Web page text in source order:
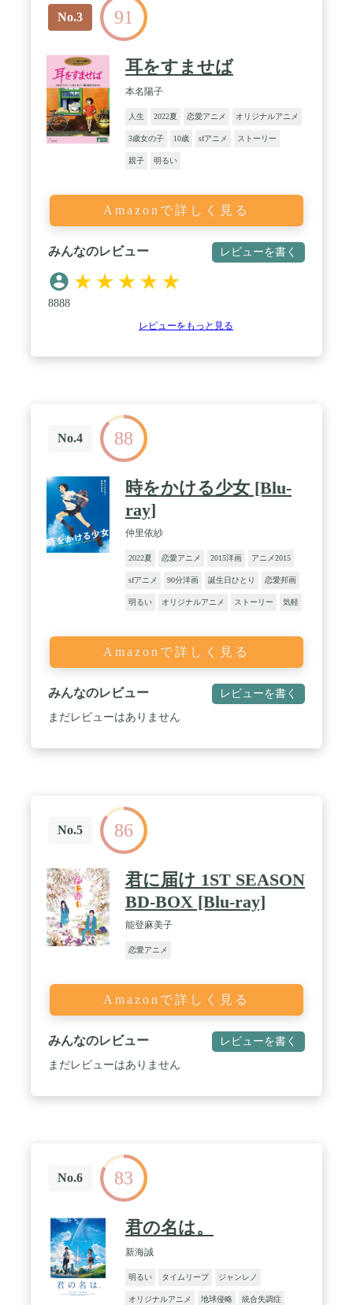
No.3 91
耳をすませば
本名陽子
人生 2022夏 恋愛アニメ オリジナルアニメ
3歳女の子 10歳 sfアニメ ストーリー
親子 明るい
Amazonで詳しく見る
みんなのレビュー レビューを書く
★ ★ ★ ★ ★
8888
レビューをもっと見る
No.4 88
時をかける少女 [Blu-
ray]
仲里依紗
2022夏 恋愛アニメ 2015洋画 アニメ2015
sfアニメ 90分洋画 誕生日ひとり 恋愛邦画
明るい オリジナルアニメ ストーリー 気軽
Amazonで詳しく見る
みんなのレビュー レビューを書く
まだレビューはありません
No.5 86
君に届け 1ST SEASON
BD-BOX [Blu-ray]
能登麻美子
恋愛アニメ
Amazonで詳しく見る
みんなのレビュー レビューを書く
まだレビューはありません
No.6 83
君の名は。
新海誠
明るい タイムリープ ジャンレノ
オリジナルアニメ 地球侵略 統合失調症